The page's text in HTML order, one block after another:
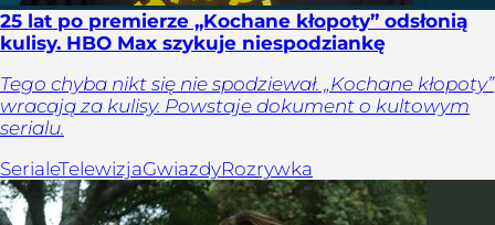
25 lat po premierze „Kochane kłopoty” odsłonią
kulisy. HBO Max szykuje niespodziankę
Tego chyba nikt się nie spodziewał. „Kochane kłopoty”
wracają za kulisy. Powstaje dokument o kultowym
serialu.
SerialeTelewizjaGwiazdyRozrywka